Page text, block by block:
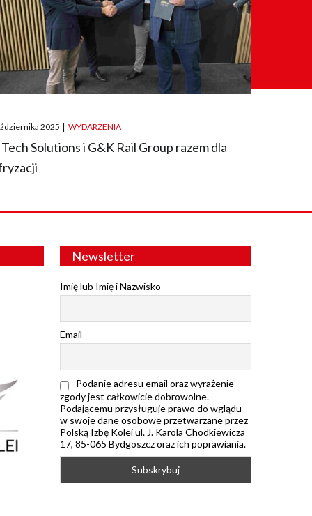
2025 | WYDARZENIA
Tech Solutions i G&K Rail Group razem dla
Newsletter
Imię lub Imię i Nazwisko
Email
Podanie adresu email oraz wyrażenie
zgody jest całkowicie dobrowolne.
Podającemu przysługuje prawo do wglądu
w swoje dane osobowe przetwarzane przez
Polską Izbę Kolei ul. J. Karola Chodkiewicza
17, 85-065 Bydgoszcz oraz ich poprawiania.